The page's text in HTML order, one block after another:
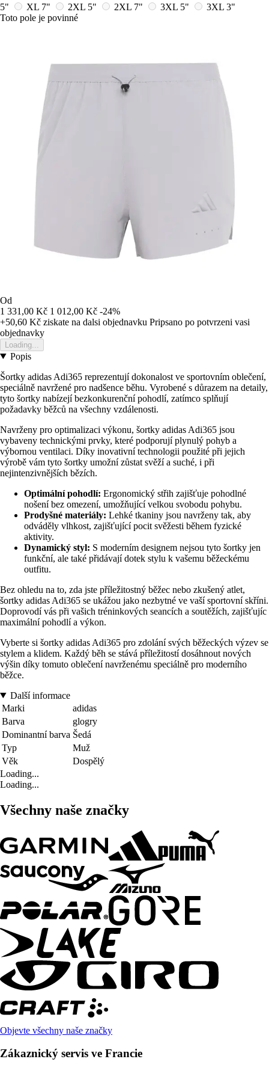
5" XL 7" 2XL 5" 2XL 7" 3XL 5"
3XL 3"
Toto pole je povinné
Od
1 331,00 Kč 1 012,00 Kč -24%
+50,60 Kč ziskate na dalsi objednavku Pripsano po potvrzeni vasi
objednavky
Loading...
Popis
Šortky adidas Adi365 reprezentují dokonalost ve sportovním oblečení,
speciálně navržené pro nadšence běhu. Vyrobené s důrazem na detaily,
tyto šortky nabízejí bezkonkurenční pohodlí, zatímco splňují
požadavky běžců na všechny vzdálenosti.
Navrženy pro optimalizaci výkonu, šortky adidas Adi365 jsou
vybaveny technickými prvky, které podporují plynulý pohyb a
výbornou ventilaci. Díky inovativní technologii použité při jejich
výrobě vám tyto šortky umožní zůstat svěží a suché, i při
nejintenzivnějších bězích.
Optimální pohodlí: Ergonomický střih zajišťuje pohodlné
nošení bez omezení, umožňující velkou svobodu pohybu.
Prodyšné materiály: Lehké tkaniny jsou navrženy tak, aby
odváděly vlhkost, zajišťující pocit svěžesti během fyzické
aktivity.
Dynamický styl: S moderním designem nejsou tyto šortky jen
funkční, ale také přidávají dotek stylu k vašemu běžeckému
outfitu.
Bez ohledu na to, zda jste příležitostný běžec nebo zkušený atlet,
šortky adidas Adi365 se ukážou jako nezbytné ve vaší sportovní skříni.
Doprovodí vás při vašich tréninkových seancích a soutěžích, zajišťujíc
maximální pohodlí a výkon.
Vyberte si šortky adidas Adi365 pro zdolání svých běžeckých výzev se
stylem a klidem. Každý běh se stává příležitostí dosáhnout nových
výšin díky tomuto oblečení navrženému speciálně pro moderního
běžce.
Další informace
Marki
adidas
Barva
glogry
Dominantní barva Šedá
Typ
Muž
Věk
Dospělý
Loading...
Loading...
Všechny naše značky
Objevte všechny naše značky
Zákaznický servis ve Francie